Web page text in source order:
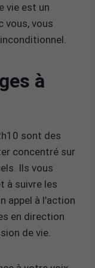
vie est un
vous, vous
à
sont des
concentré sur
Ils vous
à suivre les
appel à l’action
en direction
de vie.